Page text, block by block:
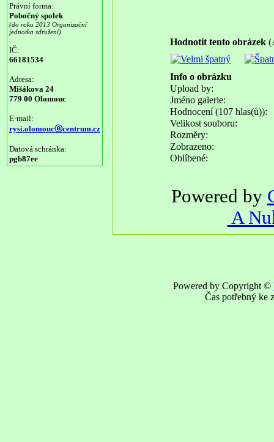
Právní forma:
Pobočný spolek
(do roku 2013 Organizační
jednotka sdružení)
IČ:
66181534
Adresa:
Mišákova 24
779 00 Olomouc
E-mail:
rysi.olomoucⓐcentrum.cz
Datová schránka:
pgb87ee
Hodnotit tento obrázek
Info o obrázku
Upload by:
Jméno galerie:
Hodnocení (107 hlas(ů)):
Velikost souboru:
Rozměry:
Zobrazeno:
Oblíbené:
Powered by
A
Powered by Copyright ©
Čas potřebný ke